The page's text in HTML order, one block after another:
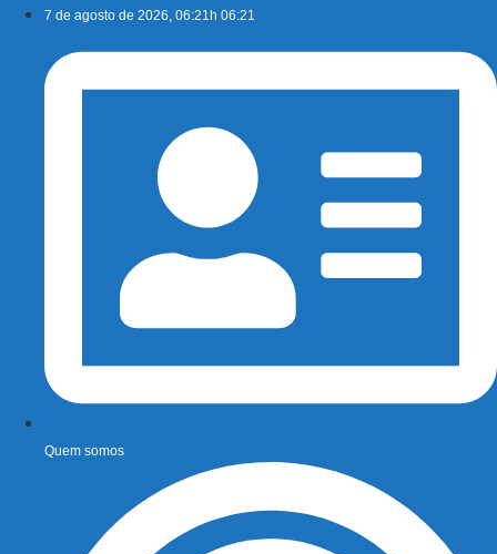
conteúdo
7 de agosto de 2026, 06:21h 06:21
Quem somos